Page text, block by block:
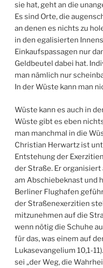
sie hat, geht an die
Es sind Orte, die
an denen es nichts zu
in den egalisierten
Einkaufspassagen nur
Geldbeutel dabei hat.
man nämlich nur
In der Wüste kann man
Wüste kann es auch in
Wüste gibt es eben
man manchmal in die
Christian Herwartz ist
Entstehung der
der Straße. Er
am Abschiebeknast und
Berliner Flughafen
der Straßenexerzitien
mitzunehmen auf die
wenn nötig die Schuhe
für das, was einem auf
Lukasevangelium 10,1-
sei „der Weg, die